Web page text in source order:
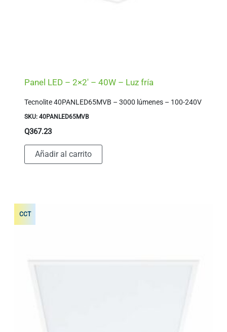
Panel LED – 2×2′ – 40W – Luz fría
Tecnolite 40PANLED65MVB – 3000 lúmenes – 100-240V
SKU: 40PANLED65MVB
Q367.23
Añadir al carrito
CCT